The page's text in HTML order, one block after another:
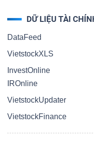
DỮ LIỆU TÀI
DataFeed
VietstockXLS
InvestOnline
IROnline
VietstockUpdater
VietstockFinance